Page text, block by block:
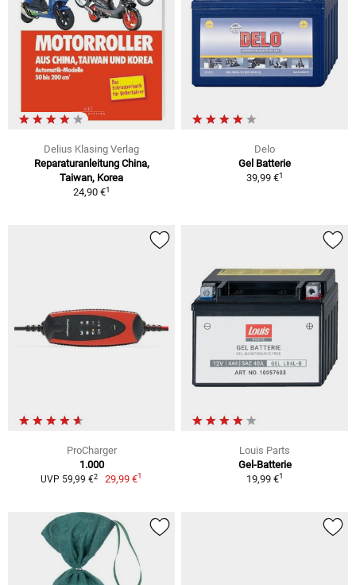
Delius Klasing Verlag
Reparaturanleitung China,
Taiwan, Korea
24,90 €1
Delo
Gel Batterie
39,99 €1
ProCharger
1.000
UVP 59,99 €2 29,99 €1
Louis Parts
Gel-Batterie
19,99 €1